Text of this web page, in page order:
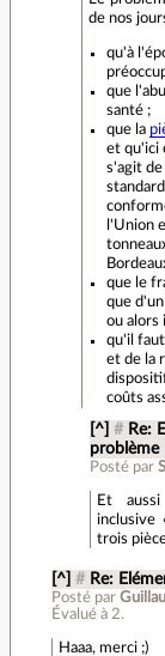
de nos
qu'à
que
santé ;
que la
et qu'ici
s'agit
l'Union
que le
que
ou alors
qu'il
et de la
coûts
[^] # Re:
problème
Posté par
Et
inclusive
trois
[^] # Re:
Posté par
Évalué à 2.
Haaa, merci ;)